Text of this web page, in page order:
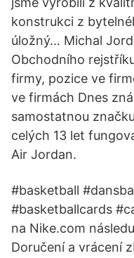
konstrukci z
úložný… Michal
Obchodního
firmy, pozice ve
ve firmách Dnes
samostatnou
celých 13 let
Air Jordan.
#basketball
#basketballcards
na Nike.com
Doručení a vrácení